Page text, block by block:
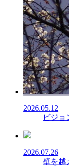
2026.05.12
ビジョ
2026.07.26
壁を越